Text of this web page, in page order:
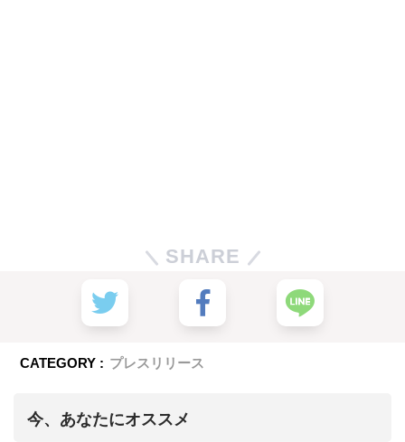
SHARE
CATEGORY : プレスリリース
今、あなたにオススメ